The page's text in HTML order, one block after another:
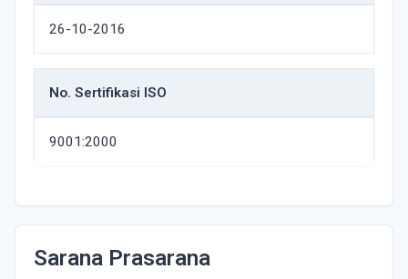
26-10-2016
No. Sertifikasi ISO
9001:2000
Sarana Prasarana